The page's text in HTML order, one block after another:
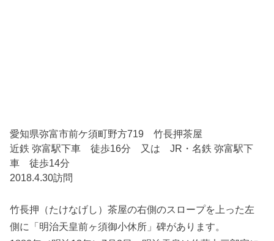
愛知県弥富市前ケ須町野方719 竹長押茶屋
近鉄 弥富駅下車 徒歩16分 又は JR・名鉄 弥富駅下
車 徒歩14分
2018.4.30訪問
竹長押（たけなげし）茶屋の右側のスロープを上った左
側に「明治天皇前ヶ須御小休所」碑があります。